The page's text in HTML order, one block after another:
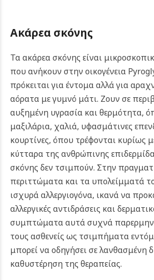
Ακάρεα σκόνης
Τα ακάρεα σκόνης είναι
που ανήκουν στην οικογένεια
πρόκειται για έντομα αλλά για
αόρατα με γυμνό μάτι. Ζουν σε
αυξημένη υγρασία και θερμότητα,
μαξιλάρια, χαλιά, υφασμάτινες
κουρτίνες, όπου τρέφονται κυρίως
κύτταρα της ανθρώπινης
σκόνης δεν τσιμπούν. Στην
περιττώματα και τα υπολείμματά
ισχυρά αλλεργιογόνα, ικανά να
αλλεργικές αντιδράσεις και
συμπτώματα αυτά συχνά
τους ασθενείς ως τσιμπήματα
μπορεί να οδηγήσει σε λανθασμένη
καθυστέρηση της θεραπείας.